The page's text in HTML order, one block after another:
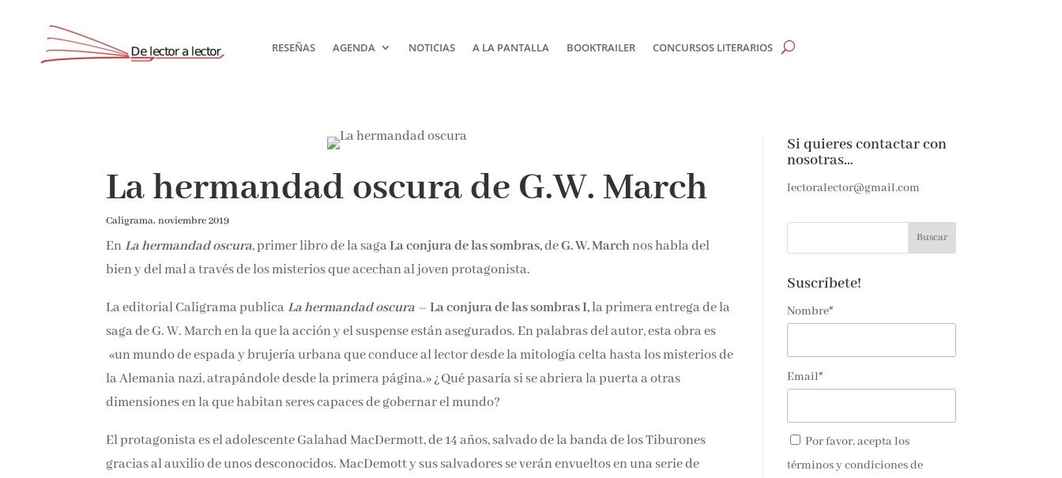
RESEÑAS AGENDA NOTICIAS A LA PANTALLA BOOKTRAILER CONCURSOS LITERARIOS
La hermandad oscura de G.W. March
Caligrama, noviembre 2019
EnLa hermandad oscura, primer libro de la sagaLa conjura de las sombras,deG. W. Marchnos habla del
bien y del mal a través de los misterios que acechan al joven protagonista.
La editorial Caligrama publicaLa hermandad oscura – La conjura de las sombras I,la primera entrega de la
saga de G. W. March en la que la acción y el suspense están asegurados. En palabras del autor, esta obra es
«un mundo de espada y brujería urbana que conduce al lector desde la mitología celta hasta los misterios de
la Alemania nazi, atrapándole desde la primera página.» ¿Qué pasaría si se abriera la puerta a otras
dimensiones en la que habitan seres capaces de gobernar el mundo?
El protagonista es el adolescente Galahad MacDermott, de 14 años, salvado de la banda de los Tiburones
gracias al auxilio de unos desconocidos. MacDemott y sus salvadores se verán envueltos en una serie de
Si quieres contactar con
nosotras…
lectoralector@gmail.com
Suscríbete!
Nombre*
Email*
Por favor, acepta los
términos y condiciones de